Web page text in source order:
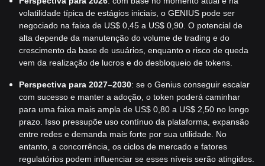
volatilidade típica de estágios iniciais, o GENIUS pode ser
negociado na faixa de US$ 0,45 a US$ 0,90. O potencial de
alta depende da manutenção do volume de trading e do
crescimento da base de usuários, enquanto o risco de queda
vem da realização de lucros e do desbloqueio de tokens.
Perspectiva para 2027–2030: se o Genius conseguir escalar
com sucesso e manter a adoção, o token poderá caminhar
para uma faixa mais ampla de US$ 0,80 a US$ 2,50 no longo
prazo. Isso pressupõe uso contínuo da plataforma, expansão
entre redes e demanda mais forte por sua utilidade. No
entanto, a concorrência, os ciclos de mercado e fatores
regulatórios podem influenciar se esses níveis serão atingidos.